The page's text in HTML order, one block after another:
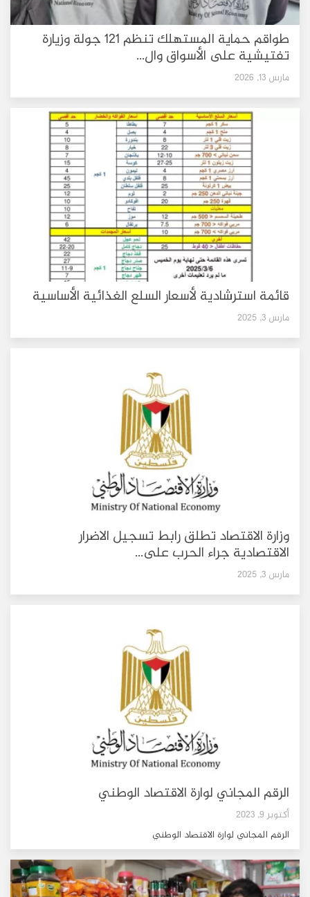
طواقم حماية المستهلك تنظم 121 جولة وزيارة
تفتيشية على الأسواق وال...
مارس 13, 2026
قائمة استرشادية لأسعار السلع الغذائية الأساسية
مارس 3, 2025
وزارة الاقتصاد تطلق رابط تسجيل الاضرار
الاقتصادية جراء الحرب على...
مارس 3, 2025
الرقم المجاني لوارة الاقتصاد الوطني
أكتوبر 9, 2023
الرقم المجاني لوارة الاقتصاد الوطني